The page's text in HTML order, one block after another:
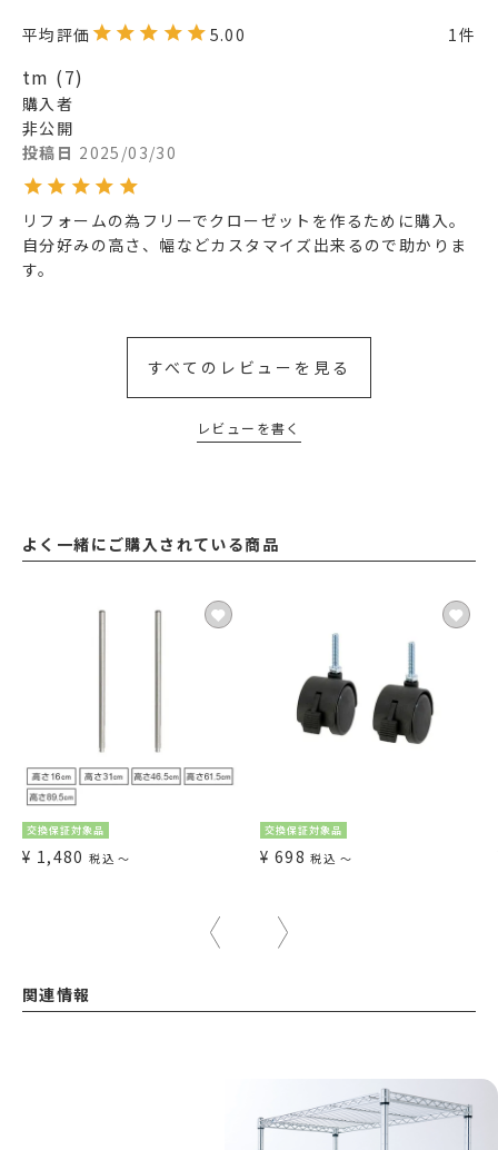
5.00 1
tm 7
購入者
非公開
投稿日 2025/03/30
リフォームの為フリーでクローゼットを作るために購入。
自分好みの高さ、幅などカスタマイズ出来るので助かりま
す。
すべてのレビューを見る
レビューを書く
よく一緒にご購入されている商品
交換保証対象品
¥ 1,480 税込 〜
交換保証対象品
¥ 698 税込 〜
関連情報